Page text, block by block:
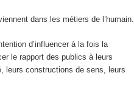
dans les métiers de l’humain.
d’influencer à la fois la
le rapport des publics à leurs
leurs constructions de sens, leurs